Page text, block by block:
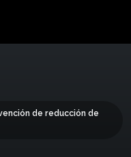
de reducción de